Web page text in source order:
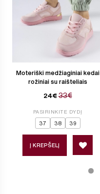
Moteriški medžiaginiai kedai
rožiniai su raišteliais
24€ 33€
PASIRINKITE DYDĮ
37 38 39
Į KREPŠELĮ